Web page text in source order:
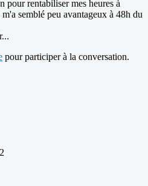
pour rentabiliser mes heures à
semblé peu avantageux à 48h du
pour participer à la conversation.